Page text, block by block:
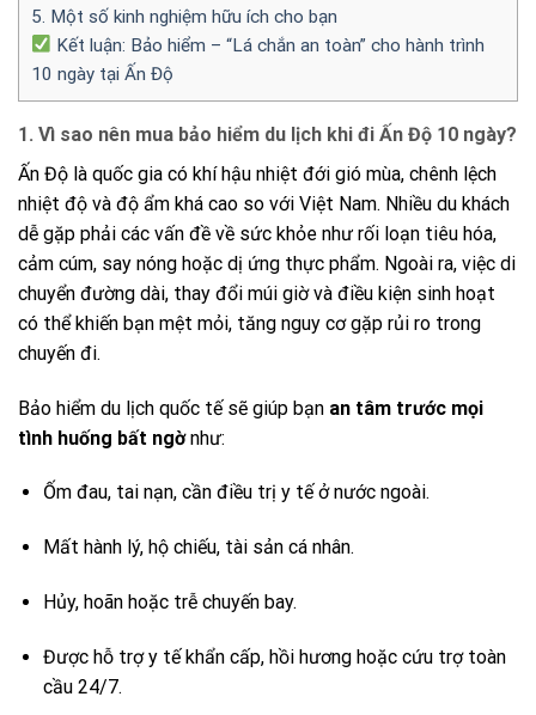
5. Một số kinh nghiệm hữu ích cho bạn
Kết luận: Bảo hiểm – “Lá chắn an toàn” cho hành trình
10 ngày tại Ấn Độ
1. Vì sao nên mua bảo hiểm du lịch khi đi Ấn Độ 10 ngày?
Ấn Độ là quốc gia có khí hậu nhiệt đới gió mùa, chênh lệch
nhiệt độ và độ ẩm khá cao so với Việt Nam. Nhiều du khách
dễ gặp phải các vấn đề về sức khỏe như rối loạn tiêu hóa,
cảm cúm, say nóng hoặc dị ứng thực phẩm. Ngoài ra, việc di
chuyển đường dài, thay đổi múi giờ và điều kiện sinh hoạt
có thể khiến bạn mệt mỏi, tăng nguy cơ gặp rủi ro trong
chuyến đi.
Bảo hiểm du lịch quốc tế sẽ giúp bạn an tâm trước mọi
tình huống bất ngờnhư:
Ốm đau, tai nạn, cần điều trị y tế ở nước ngoài.
Mất hành lý, hộ chiếu, tài sản cá nhân.
Hủy, hoãn hoặc trễ chuyến bay.
Được hỗ trợ y tế khẩn cấp, hồi hương hoặc cứu trợ toàn
cầu 24/7.